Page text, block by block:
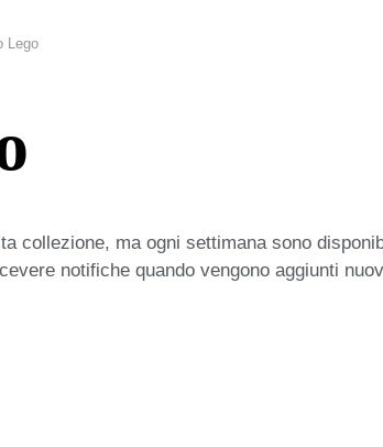
Lego
collezione, ma ogni settimana sono
notifiche quando vengono aggiunti